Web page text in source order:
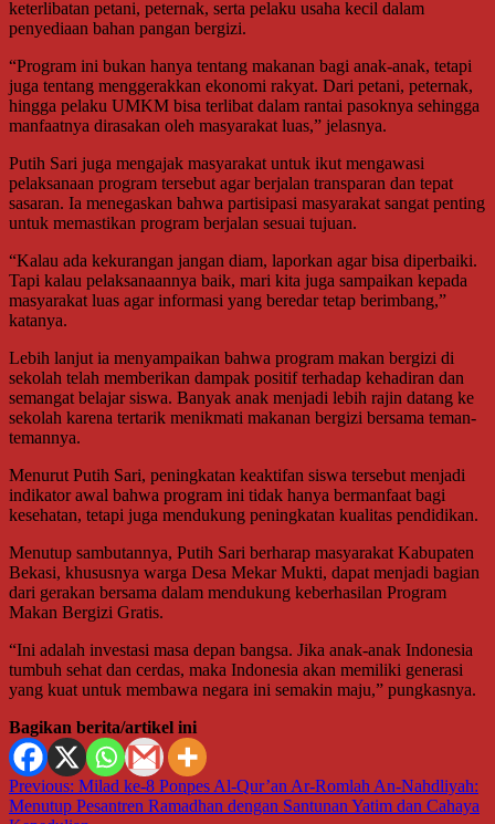
keterlibatan petani, peternak, serta pelaku usaha kecil dalam
penyediaan bahan pangan bergizi.
“Program ini bukan hanya tentang makanan bagi anak-anak, tetapi
juga tentang menggerakkan ekonomi rakyat. Dari petani, peternak,
hingga pelaku UMKM bisa terlibat dalam rantai pasoknya sehingga
manfaatnya dirasakan oleh masyarakat luas,” jelasnya.
Putih Sari juga mengajak masyarakat untuk ikut mengawasi
pelaksanaan program tersebut agar berjalan transparan dan tepat
sasaran. Ia menegaskan bahwa partisipasi masyarakat sangat penting
untuk memastikan program berjalan sesuai tujuan.
“Kalau ada kekurangan jangan diam, laporkan agar bisa diperbaiki.
Tapi kalau pelaksanaannya baik, mari kita juga sampaikan kepada
masyarakat luas agar informasi yang beredar tetap berimbang,”
katanya.
Lebih lanjut ia menyampaikan bahwa program makan bergizi di
sekolah telah memberikan dampak positif terhadap kehadiran dan
semangat belajar siswa. Banyak anak menjadi lebih rajin datang ke
sekolah karena tertarik menikmati makanan bergizi bersama teman-
temannya.
Menurut Putih Sari, peningkatan keaktifan siswa tersebut menjadi
indikator awal bahwa program ini tidak hanya bermanfaat bagi
kesehatan, tetapi juga mendukung peningkatan kualitas pendidikan.
Menutup sambutannya, Putih Sari berharap masyarakat Kabupaten
Bekasi, khususnya warga Desa Mekar Mukti, dapat menjadi bagian
dari gerakan bersama dalam mendukung keberhasilan Program
Makan Bergizi Gratis.
“Ini adalah investasi masa depan bangsa. Jika anak-anak Indonesia
tumbuh sehat dan cerdas, maka Indonesia akan memiliki generasi
yang kuat untuk membawa negara ini semakin maju,” pungkasnya.
Bagikan berita/artikel ini
Navigasi
Previous: Milad ke-8 Ponpes Al-Qur’an Ar-Romlah An-Nahdliyah:
Menutup Pesantren Ramadhan dengan Santunan Yatim dan Cahaya